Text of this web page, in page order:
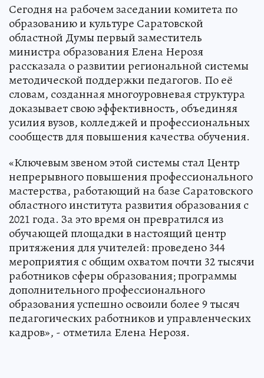
Сегодня на рабочем заседании комитета по
образованию и культуре Саратовской
областной Думы первый заместитель
министра образования Елена Нерозя
рассказала о развитии региональной системы
методической поддержки педагогов. По её
словам, созданная многоуровневая структура
доказывает свою эффективность, объединяя
усилия вузов, колледжей и профессиональных
сообществ для повышения качества обучения.
«Ключевым звеном этой системы стал Центр
непрерывного повышения профессионального
мастерства, работающий на базе Саратовского
областного института развития образования с
2021 года. За это время он превратился из
обучающей площадки в настоящий центр
притяжения для учителей: проведено 344
мероприятия с общим охватом почти 32 тысячи
работников сферы образования; программы
дополнительного профессионального
образования успешно освоили более 9 тысяч
педагогических работников и управленческих
кадров», - отметила Елена Нерозя.